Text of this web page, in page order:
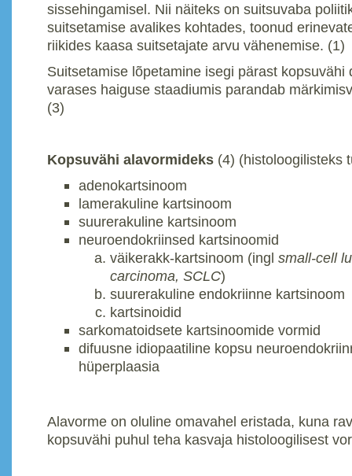
sissehingamisel. Nii näiteks on suitsuvaba
suitsetamise avalikes kohtades, toonud
riikides kaasa suitsetajate arvu vähenemise. (1)
Suitsetamise lõpetamine isegi pärast kopsuvähi
varases haiguse staadiumis parandab
(3)
Kopsuvähi alavormideks (4) (histoloogilisteks
adenokartsinoom
lamerakuline kartsinoom
suurerakuline kartsinoom
neuroendokriinsed kartsinoomid
väikerakk-kartsinoom (ingl small-cell
carcinoma, SCLC)
suurerakuline endokriinne kartsinoom
kartsinoidid
sarkomatoidsete kartsinoomide vormid
difuusne idiopaatiline kopsu
hüperplaasia
Alavorme on oluline omavahel eristada, kuna
kopsuvähi puhul teha kasvaja histoloogilisest